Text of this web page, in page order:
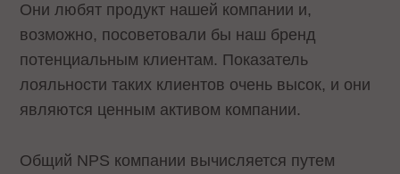
Они любят продукт нашей компании и,
возможно, посоветовали бы наш бренд
потенциальным клиентам. Показатель
лояльности таких клиентов очень высок, и они
являются ценным активом компании.
Общий NPS компании вычисляется путем